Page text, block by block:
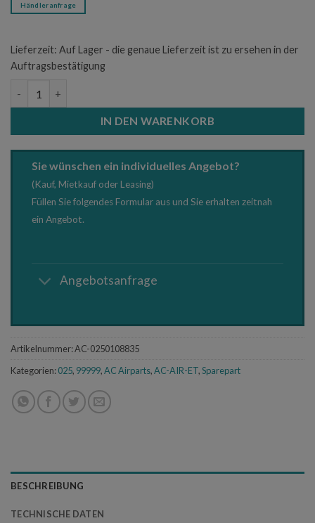
Händleranfrage
Lieferzeit: Auf Lager - die genaue Lieferzeit ist zu ersehen in der
Auftragsbestätigung
IN DEN WARENKORB
Sie wünschen ein individuelles Angebot?
(Kauf, Mietkauf oder Leasing)
Füllen Sie folgendes Formular aus und Sie erhalten zeitnah
ein Angebot.
Angebotsanfrage
Artikelnummer:AC-0250108835
Kategorien: 025, 99999,AC Airparts,AC-AIR-ET,Sparepart
BESCHREIBUNG
TECHNISCHE DATEN